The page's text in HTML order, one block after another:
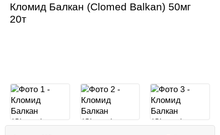
Кломид Балкан (Clomed Balkan) 50мг
20т